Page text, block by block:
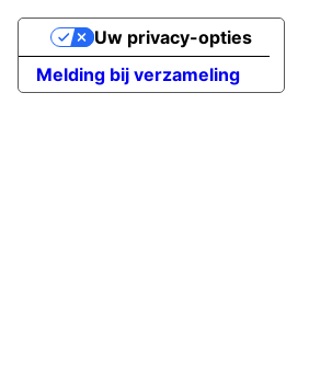
Melding bij verzameling
Uw privacy-opties